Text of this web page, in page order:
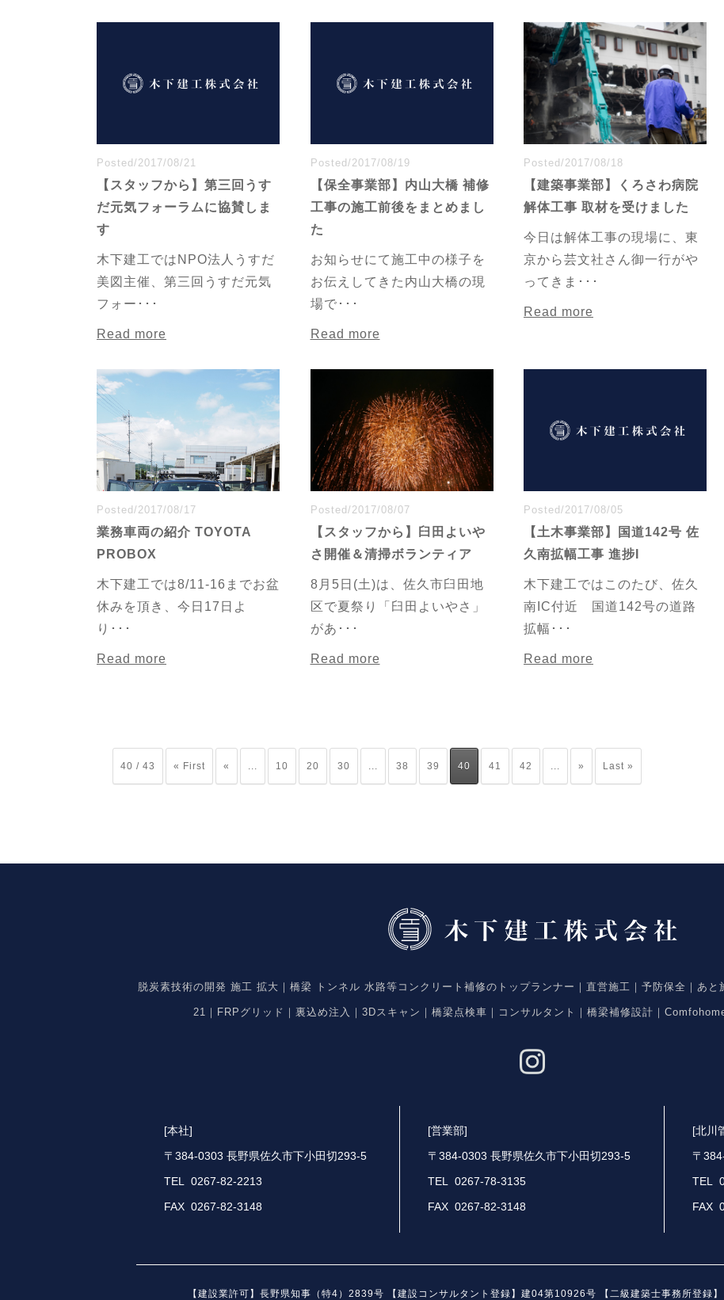
Posted/2017/08/21
【スタッフから】第三回うす
だ元気フォーラムに協賛しま
す
木下建工ではNPO法人うすだ
美図主催、第三回うすだ元気
フォー･･･
Read more
Posted/2017/08/19
【保全事業部】内山大橋 補修
工事の施工前後をまとめまし
た
お知らせにて施工中の様子を
お伝えしてきた内山大橋の現
場で･･･
Read more
Posted/2017/08/18
【建築事業部】くろさわ病院
解体工事 取材を受けました
今日は解体工事の現場に、東
京から芸文社さん御一行がや
ってきま･･･
Read more
Posted/2017/08/17
業務車両の紹介 TOYOTA
PROBOX
木下建工では8/11-16までお盆
休みを頂き、今日17日よ
り･･･
Read more
Posted/2017/08/07
【スタッフから】臼田よいや
さ開催＆清掃ボランティア
8月5日(土)は、佐久市臼田地
区で夏祭り「臼田よいやさ」
があ･･･
Read more
Posted/2017/08/05
【土木事業部】国道142号 佐
久南拡幅工事 進捗I
木下建工ではこのたび、佐久
南IC付近 国道142号の道路
拡幅･･･
Read more
40 / 43 « First « ... 10 20 30 ... 38 39 40 41 42 ... » Last »
脱炭素技術の開発 施工 拡大｜橋梁 トンネル 水路等コンクリート補修のトップランナー｜直営施工｜予防保全｜あ
21｜FRPグリッド｜裏込め注入｜3Dスキャン｜橋梁点検車｜コンサルタント｜橋梁補修設計｜
[本社]
〒384-0303 長野県佐久市下小田切293-5
TEL 0267-82-2213
FAX 0267-82-3148
[営業部]
〒384-0303 長野県佐久市下小田切293-5
TEL 0267-78-3135
FAX 0267-82-3148
[北川
〒
TEL
FAX
【建設業許可】長野県知事（特4）2839号 【建設コンサルタント登録】建04第10926号 【二級建築士事務所登録